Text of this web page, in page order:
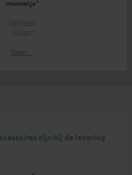
mannetje"
TECH365
11/2017
Meer...
zijn bij de levering